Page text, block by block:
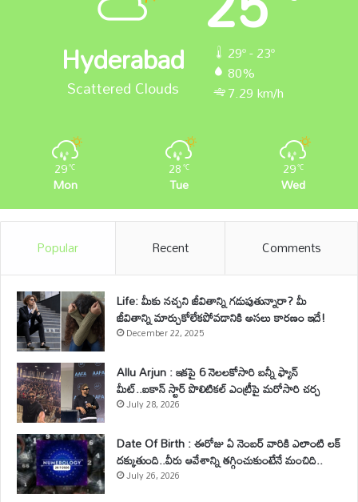
Hyderabad
Scattered Clouds
29º - 23º
80%
7.29 km/h
29℃
Mon
28℃
Tue
29℃
Wed
Popular Recent Comments
Life: మీకు నచ్చని జీవితాన్ని గడుపుతున్నారా? మీ
జీవితాన్ని మార్చుకోలేకపోవడానికి అసలు కారణం ఇదే!
December 22, 2025
Allu Arjun : ఇకపై 6 నెలలకోసారి బన్నీ ఫ్యాన్
మీట్..ఐకాన్ స్టార్ పొలిటికల్ ఎంట్రీపై మరోసారి చర్చ
July 28, 2026
Date Of Birth : ఈరోజు ఏ నెంబర్ వారికి ఎలాంటి లక్
దక్కుతుంది..వీరు ఆవేశాన్ని తగ్గించుకుంటేనే మంచిది..
July 26, 2026